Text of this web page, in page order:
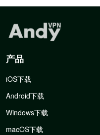
产品
iOS下载
Android下载
Windows下载
macOS下载